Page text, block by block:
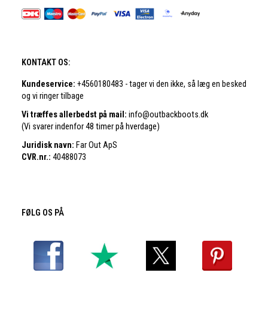
KONTAKT OS:
Kundeservice: +4560180483 - tager vi den ikke, så læg en besked
og vi ringer tilbage
Vi træffes allerbedst på mail: info@outbackboots.dk
(Vi svarer indenfor 48 timer på hverdage)
Juridisk navn: Far Out ApS
CVR.nr.: 40488073
FØLG OS PÅ